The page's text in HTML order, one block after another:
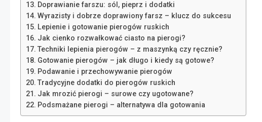
Doprawianie farszu: sól, pieprz i dodatki
Wyrazisty i dobrze doprawiony farsz – klucz do sukcesu
Lepienie i gotowanie pierogów ruskich
Jak cienko rozwałkować ciasto na pierogi?
Techniki lepienia pierogów – z maszynką czy ręcznie?
Gotowanie pierogów – jak długo i kiedy są gotowe?
Podawanie i przechowywanie pierogów
Tradycyjne dodatki do pierogów ruskich
Jak mrozić pierogi – surowe czy ugotowane?
Podsmażane pierogi – alternatywa dla gotowania